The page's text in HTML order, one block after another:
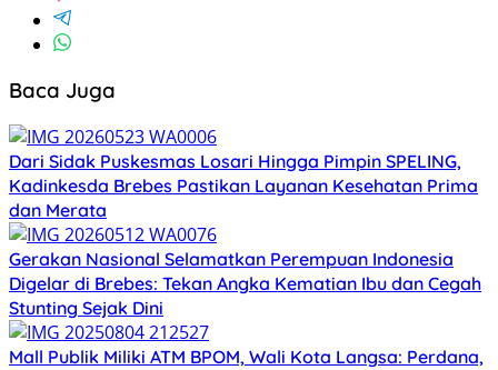
Baca Juga
Dari Sidak Puskesmas Losari Hingga Pimpin SPELING,
Kadinkesda Brebes Pastikan Layanan Kesehatan Prima
dan Merata
Gerakan Nasional Selamatkan Perempuan Indonesia
Digelar di Brebes: Tekan Angka Kematian Ibu dan Cegah
Stunting Sejak Dini
Mall Publik Miliki ATM BPOM, Wali Kota Langsa: Perdana,